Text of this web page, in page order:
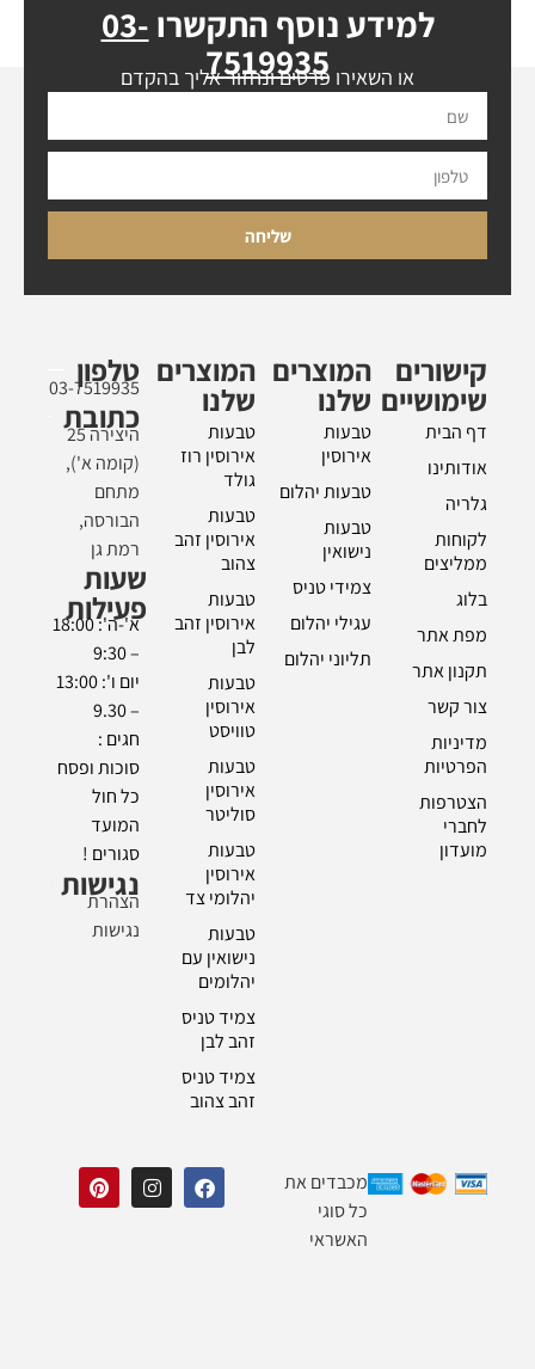
למידע נוסף התקשרו 03-
7519935
או השאירו פרטים ונחזור אליך בהקדם
שליחה
קישורים
שימושיים
דף הבית
אודותינו
גלריה
לקוחות
ממליצים
בלוג
מפת אתר
תקנון אתר
צור קשר
מדיניות
הפרטיות
הצטרפות
לחברי
מועדון
המוצרים
שלנו
טבעות
אירוסין
טבעות יהלום
טבעות
נישואין
צמידי טניס
עגילי יהלום
תליוני יהלום
המוצרים
שלנו
טבעות
אירוסין רוז
גולד
טבעות
אירוסין זהב
צהוב
טבעות
אירוסין זהב
לבן
טבעות
אירוסין
טוויסט
טבעות
אירוסין
סוליטר
טבעות
אירוסין
יהלומי צד
טבעות
נישואין עם
יהלומים
צמיד טניס
זהב לבן
צמיד טניס
זהב צהוב
טלפון
03-7519935
כתובת
היצירה 25
(קומה א'),
מתחם
הבורסה,
רמת גן
שעות
פעילות
א'-ה': 18:00
– 9:30
יום ו': 13:00
– 9.30
חגים :
סוכות ופסח
כל חול
המועד
סגורים !
נגישות
הצהרת
נגישות
מכבדים את
כל סוגי
האשראי